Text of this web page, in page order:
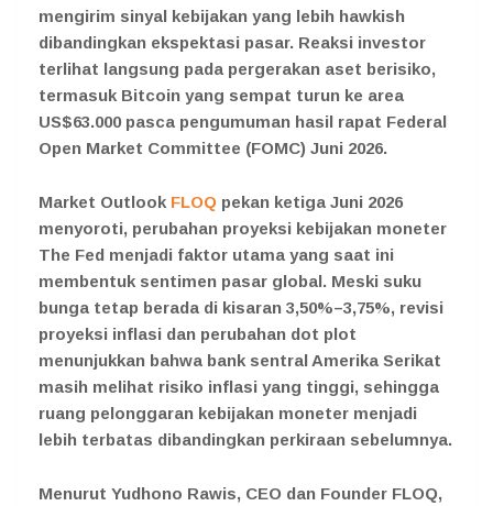
mengirim sinyal kebijakan yang lebih hawkish
dibandingkan ekspektasi pasar. Reaksi investor
terlihat langsung pada pergerakan aset berisiko,
termasuk Bitcoin yang sempat turun ke area
US$63.000 pasca pengumuman hasil rapat Federal
Open Market Committee (FOMC) Juni 2026.
Market Outlook FLOQ pekan ketiga Juni 2026
menyoroti, perubahan proyeksi kebijakan moneter
The Fed menjadi faktor utama yang saat ini
membentuk sentimen pasar global. Meski suku
bunga tetap berada di kisaran 3,50%–3,75%, revisi
proyeksi inflasi dan perubahan dot plot
menunjukkan bahwa bank sentral Amerika Serikat
masih melihat risiko inflasi yang tinggi, sehingga
ruang pelonggaran kebijakan moneter menjadi
lebih terbatas dibandingkan perkiraan sebelumnya.
Menurut Yudhono Rawis, CEO dan Founder FLOQ,